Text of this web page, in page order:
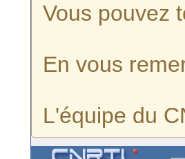
Vous pouvez
En vous
L'équipe du